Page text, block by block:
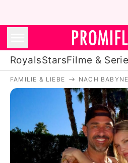
RoyalsStarsFilme &
Royals
Stars
Filme &
FAMILIE & LIEBE NACH